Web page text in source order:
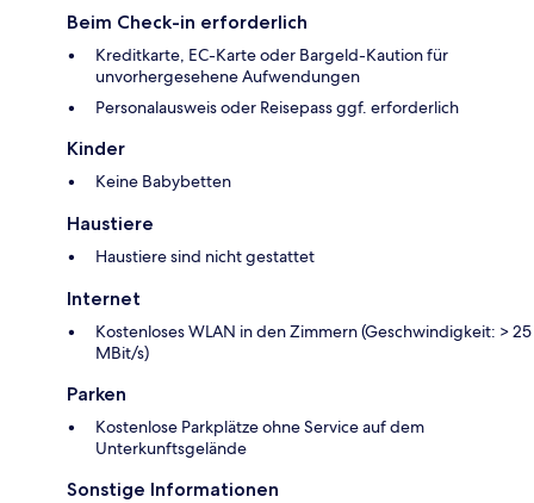
Beim Check-in erforderlich
Kreditkarte, EC-Karte oder Bargeld-Kaution für
unvorhergesehene Aufwendungen
Personalausweis oder Reisepass ggf. erforderlich
Kinder
Keine Babybetten
Haustiere
Haustiere sind nicht gestattet
Internet
Kostenloses WLAN in den Zimmern (Geschwindigkeit: > 25
MBit/s)
Parken
Kostenlose Parkplätze ohne Service auf dem
Unterkunftsgelände
Sonstige Informationen